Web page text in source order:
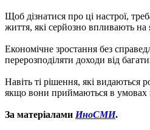
Щоб дізнатися про ці настрої,
життя, які серйозно впливають на
Економічне зростання без
перерозподіляти доходи від
Навіть ті рішення, які
якщо вони приймаються в умовах
За матеріалами ИноСМИ.